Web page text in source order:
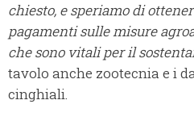
chiesto, e speriamo di
pagamenti sulle misure
che sono vitali per il
tavolo anche zootecnia e i
cinghiali.